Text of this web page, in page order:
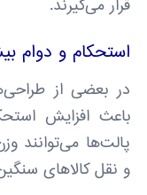
قرار می‌گیرند.
استحکام و دوام
در بعضی از
باعث افزایش
پالت‌ها می‌توانند
و نقل کالاهای